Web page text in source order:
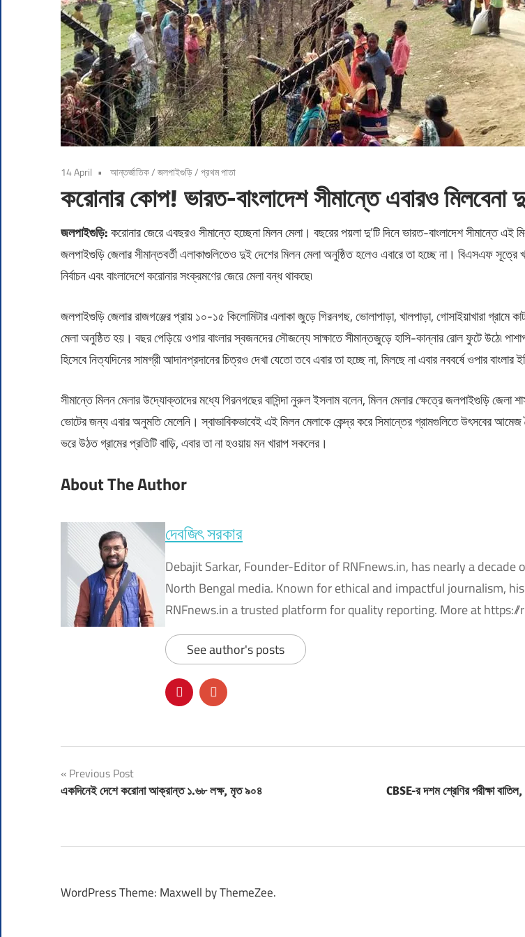
14 April আন্তর্জাতিক/জলপাইগুড়ি/প্রথম পাতা
করোনার কোপ! ভারত-বাংলাদেশ সীমান্তে এবারও মিলবেনা
জলপাইগুড়ি:করোনার জেরে এবছরও সীমান্তে হচ্ছেনা মিলন মেলা। বছরের পয়লা দু’টি দিনে ভারত-বাংলাদেশ সীমান্তে এই
জলপাইগুড়ি জেলার সীমান্তবর্তী এলাকাগুলিতেও দুই দেশের মিলন মেলা অনুষ্ঠিত হলেও এবারে তা হচ্ছে না। বিএসএফ সূত্রে
নির্বাচন এবং বাংলাদেশে করোনার সংক্রমণের জেরে মেলা বন্ধ থাকছে৷
জলপাইগুড়ি জেলার রাজগঞ্জের প্রায় ১০-১৫ কিলোমিটার এলাকা জুড়ে গিরনগছ, ভোলাপাড়া, খালপাড়া, গোসাইয়াখারা গ্রামে
মেলা অনুষ্ঠিত হয়। বছর পেড়িয়ে ওপার বাংলার স্বজনদের সৌজন্যে সাক্ষাতে সীমান্তজুড়ে হাসি-কান্নার রোল ফুটে উঠে৷
হিসেবে নিত্যদিনের সামগ্রী আদানপ্রদানের চিত্রও দেখা যেতো তবে এবার তা হচ্ছে না, মিলছে না এবার নববর্ষে ওপার বাংলার
সীমান্তে মিলন মেলার উদ্যোক্তাদের মধ্যে গিরনগছের বাসিন্দা নুরুল ইসলাম বলেন, মিলন মেলার ক্ষেত্রে জলপাইগুড়ি
ভোটের জন্য এবার অনুমতি মেলেনি। স্বাভাবিকভাবেই এই মিলন মেলাকে কেন্দ্র করে সিমান্তের গ্রামগুলিতে উৎসবের
ভরে উঠত গ্রামের প্রতিটি বাড়ি, এবার তা না হওয়ায় মন খারাপ সকলের।
About The Author
দেবজিৎ সরকার
Debajit Sarkar, Founder-Editor of RNFnews.in, has nearly a decade
North Bengal media. Known for ethical and impactful journalism,
RNFnews.in a trusted platform for quality reporting. More at
See author's posts
Post
navigation
Previous Post
একদিনেই দেশে করোনা আক্রান্ত ১.৬৮ লক্ষ, মৃত ৯০৪ CBSE-র দশম শ্রেণির পরীক্ষা বাতিল,
WordPress Theme: Maxwell by ThemeZee.